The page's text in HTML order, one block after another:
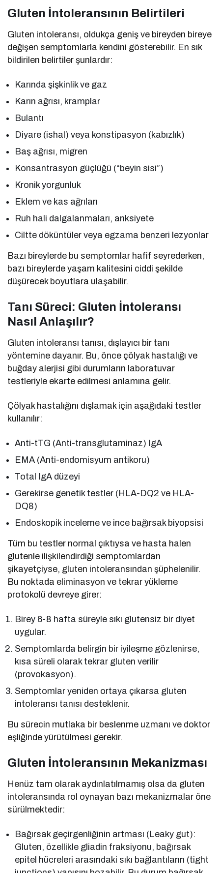
Gluten İntoleransının Belirtileri
Gluten intoleransı, oldukça geniş ve bireyden bireye
değişen semptomlarla kendini gösterebilir. En sık
bildirilen belirtiler şunlardır:
Karında şişkinlik ve gaz
Karın ağrısı, kramplar
Bulantı
Diyare (ishal) veya konstipasyon (kabızlık)
Baş ağrısı, migren
Konsantrasyon güçlüğü (“beyin sisi”)
Kronik yorgunluk
Eklem ve kas ağrıları
Ruh hali dalgalanmaları, anksiyete
Ciltte döküntüler veya egzama benzeri lezyonlar
Bazı bireylerde bu semptomlar hafif seyrederken,
bazı bireylerde yaşam kalitesini ciddi şekilde
düşürecek boyutlara ulaşabilir.
Tanı Süreci: Gluten İntoleransı
Nasıl Anlaşılır?
Gluten intoleransı tanısı, dışlayıcı bir tanı
yöntemine dayanır. Bu, önce çölyak hastalığı ve
buğday alerjisi gibi durumların laboratuvar
testleriyle ekarte edilmesi anlamına gelir.
Çölyak hastalığını dışlamak için aşağıdaki testler
kullanılır:
Anti-tTG (Anti-transglutaminaz) IgA
EMA (Anti-endomisyum antikoru)
Total IgA düzeyi
Gerekirse genetik testler (HLA-DQ2 ve HLA-
DQ8)
Endoskopik inceleme ve ince bağırsak biyopsisi
Tüm bu testler normal çıktıysa ve hasta halen
glutenle ilişkilendirdiği semptomlardan
şikayetçiyse, gluten intoleransından şüphelenilir.
Bu noktada eliminasyon ve tekrar yükleme
protokolü devreye girer:
Birey 6-8 hafta süreyle sıkı glutensiz bir diyet
uygular.
Semptomlarda belirgin bir iyileşme gözlenirse,
kısa süreli olarak tekrar gluten verilir
(provokasyon).
Semptomlar yeniden ortaya çıkarsa gluten
intoleransı tanısı desteklenir.
Bu sürecin mutlaka bir beslenme uzmanı ve doktor
eşliğinde yürütülmesi gerekir.
Gluten İntoleransının Mekanizması
Henüz tam olarak aydınlatılmamış olsa da gluten
intoleransında rol oynayan bazı mekanizmalar öne
sürülmektedir:
Bağırsak geçirgenliğinin artması (Leaky gut):
Gluten, özellikle gliadin fraksiyonu, bağırsak
epitel hücreleri arasındaki sıkı bağlantıların (tight